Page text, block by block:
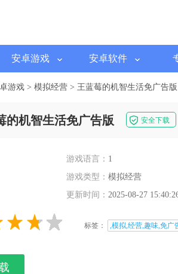
安卓游戏 安卓软件
游戏 > 模拟经营 > 王蓝莓的机智生活免广告版
的机智生活免广告版 安全下载
游戏语言： 1
游戏类型： 模拟经营
更新时间： 2025-08-27
标签： ,模拟,经营,趣味,免广